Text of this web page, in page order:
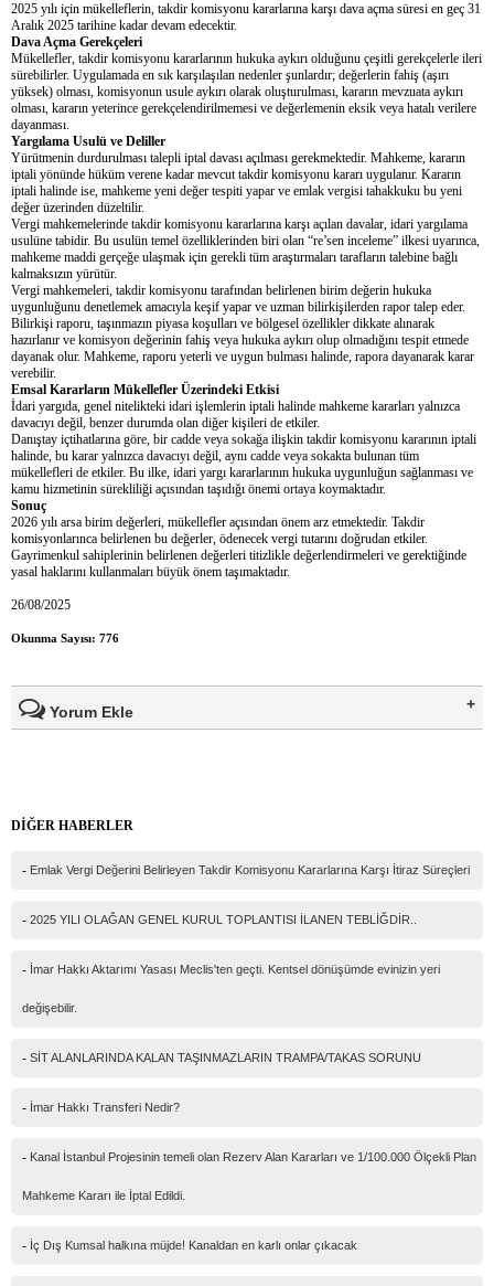
2025 yılı için mükelleflerin, takdir komisyonu kararlarına karşı dava açma süresi en geç 31
Aralık 2025 tarihine kadar devam edecektir.
Dava Açma Gerekçeleri
Mükellefler, takdir komisyonu kararlarının hukuka aykırı olduğunu çeşitli gerekçelerle ileri
sürebilirler. Uygulamada en sık karşılaşılan nedenler şunlardır; değerlerin fahiş (aşırı
yüksek) olması, komisyonun usule aykırı olarak oluşturulması, kararın mevzuata aykırı
olması, kararın yeterince gerekçelendirilmemesi ve değerlemenin eksik veya hatalı verilere
dayanması.
Yargılama Usulü ve Deliller
Yürütmenin durdurulması talepli iptal davası açılması gerekmektedir. Mahkeme, kararın
iptali yönünde hüküm verene kadar mevcut takdir komisyonu kararı uygulanır. Kararın
iptali halinde ise, mahkeme yeni değer tespiti yapar ve emlak vergisi tahakkuku bu yeni
değer üzerinden düzeltilir.
Vergi mahkemelerinde takdir komisyonu kararlarına karşı açılan davalar, idari yargılama
usulüne tabidir. Bu usulün temel özelliklerinden biri olan “re’sen inceleme” ilkesi uyarınca,
mahkeme maddi gerçeğe ulaşmak için gerekli tüm araştırmaları tarafların talebine bağlı
kalmaksızın yürütür.
Vergi mahkemeleri, takdir komisyonu tarafından belirlenen birim değerin hukuka
uygunluğunu denetlemek amacıyla keşif yapar ve uzman bilirkişilerden rapor talep eder.
Bilirkişi raporu, taşınmazın piyasa koşulları ve bölgesel özellikler dikkate alınarak
hazırlanır ve komisyon değerinin fahiş veya hukuka aykırı olup olmadığını tespit etmede
dayanak olur. Mahkeme, raporu yeterli ve uygun bulması halinde, rapora dayanarak karar
verebilir.
Emsal Kararların Mükellefler Üzerindeki Etkisi
İdari yargıda, genel nitelikteki idari işlemlerin iptali halinde mahkeme kararları yalnızca
davacıyı değil, benzer durumda olan diğer kişileri de etkiler.
Danıştay içtihatlarına göre, bir cadde veya sokağa ilişkin takdir komisyonu kararının iptali
halinde, bu karar yalnızca davacıyı değil, aynı cadde veya sokakta bulunan tüm
mükellefleri de etkiler. Bu ilke, idari yargı kararlarının hukuka uygunluğun sağlanması ve
kamu hizmetinin sürekliliği açısından taşıdığı önemi ortaya koymaktadır.
Sonuç
2026 yılı arsa birim değerleri, mükellefler açısından önem arz etmektedir. Takdir
komisyonlarınca belirlenen bu değerler, ödenecek vergi tutarını doğrudan etkiler.
Gayrimenkul sahiplerinin belirlenen değerleri titizlikle değerlendirmeleri ve gerektiğinde
yasal haklarını kullanmaları büyük önem taşımaktadır.
26/08/2025
Okunma Sayısı: 776
Yorum Ekle
Güvenlik kodu
DİĞER HABERLER
- Emlak Vergi Değerini Belirleyen Takdir Komisyonu Kararlarına Karşı İtiraz Süreçleri
- 2025 YILI OLAĞAN GENEL KURUL TOPLANTISI İLANEN TEBLİĞDİR..
- İmar Hakkı Aktarımı Yasası Meclis'ten geçti. Kentsel dönüşümde evinizin yeri
değişebilir.
- SİT ALANLARINDA KALAN TAŞINMAZLARIN TRAMPA/TAKAS SORUNU
- İmar Hakkı Transferi Nedir?
- Kanal İstanbul Projesinin temeli olan Rezerv Alan Kararları ve 1/100.000 Ölçekli Plan
Mahkeme Kararı ile İptal Edildi.
- İç Dış Kumsal halkına müjde! Kanaldan en karlı onlar çıkacak